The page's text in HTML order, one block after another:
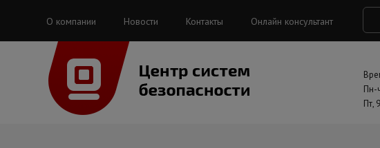
О компании Новости Контакты Онлайн консультант
Пн-
Пт,